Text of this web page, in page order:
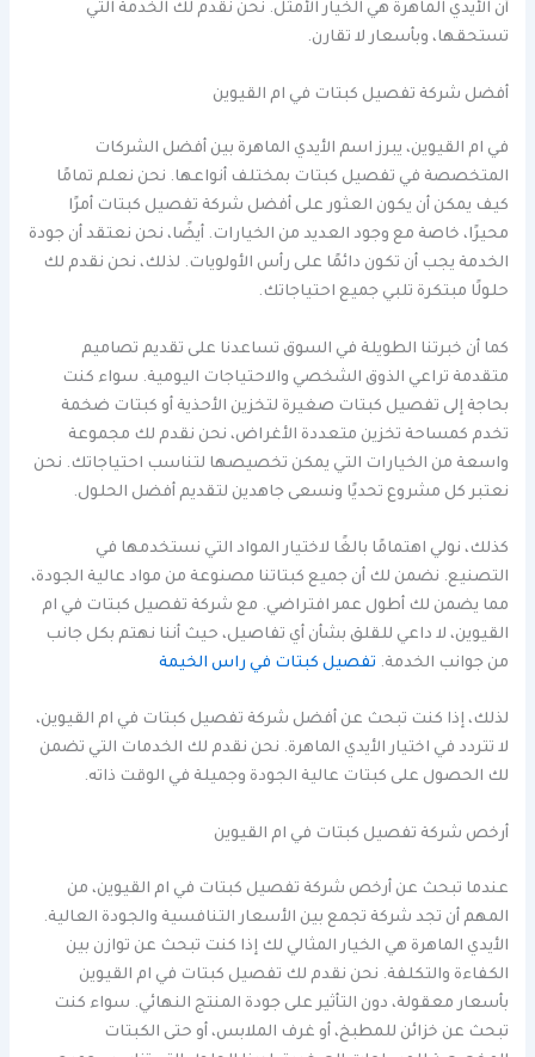
أن الأيدي الماهرة هي الخيار الأمثل. نحن نقدم لك الخدمة التي
تستحقها، وبأسعار لا تقارن.
أفضل شركة تفصيل كبتات في ام القيوين
في ام القيوين، يبرز اسم الأيدي الماهرة بين أفضل الشركات
المتخصصة في تفصيل كبتات بمختلف أنواعها. نحن نعلم تمامًا
كيف يمكن أن يكون العثور على أفضل شركة تفصيل كبتات أمرًا
محيرًا، خاصة مع وجود العديد من الخيارات. أيضًا، نحن نعتقد أن جودة
الخدمة يجب أن تكون دائمًا على رأس الأولويات. لذلك، نحن نقدم لك
حلولًا مبتكرة تلبي جميع احتياجاتك.
كما أن خبرتنا الطويلة في السوق تساعدنا على تقديم تصاميم
متقدمة تراعي الذوق الشخصي والاحتياجات اليومية. سواء كنت
بحاجة إلى تفصيل كبتات صغيرة لتخزين الأحذية أو كبتات ضخمة
تخدم كمساحة تخزين متعددة الأغراض، نحن نقدم لك مجموعة
واسعة من الخيارات التي يمكن تخصيصها لتناسب احتياجاتك. نحن
نعتبر كل مشروع تحديًا ونسعى جاهدين لتقديم أفضل الحلول.
كذلك، نولي اهتمامًا بالغًا لاختيار المواد التي نستخدمها في
التصنيع. نضمن لك أن جميع كبتاتنا مصنوعة من مواد عالية الجودة،
مما يضمن لك أطول عمر افتراضي. مع شركة تفصيل كبتات في ام
القيوين، لا داعي للقلق بشأن أي تفاصيل، حيث أننا نهتم بكل جانب
من جوانب الخدمة. تفصيل كبتات في راس الخيمة
لذلك، إذا كنت تبحث عن أفضل شركة تفصيل كبتات في ام القيوين،
لا تتردد في اختيار الأيدي الماهرة. نحن نقدم لك الخدمات التي تضمن
لك الحصول على كبتات عالية الجودة وجميلة في الوقت ذاته.
أرخص شركة تفصيل كبتات في ام القيوين
عندما تبحث عن أرخص شركة تفصيل كبتات في ام القيوين، من
المهم أن تجد شركة تجمع بين الأسعار التنافسية والجودة العالية.
الأيدي الماهرة هي الخيار المثالي لك إذا كنت تبحث عن توازن بين
الكفاءة والتكلفة. نحن نقدم لك تفصيل كبتات في ام القيوين
بأسعار معقولة، دون التأثير على جودة المنتج النهائي. سواء كنت
تبحث عن خزائن للمطبخ، أو غرف الملابس، أو حتى الكبتات